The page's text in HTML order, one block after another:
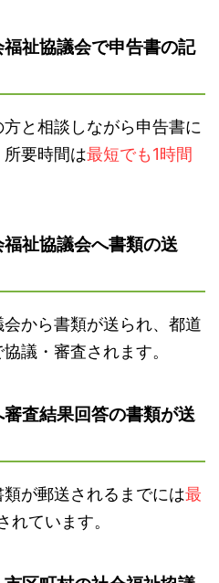
祉協議会で申告書の記
と相談しながら申告書に
要時間は最短でも1時間
祉協議会へ書類の送
から書類が送られ、都道
議・審査されます。
査結果回答の書類が送
が郵送されるまでには最
れています。